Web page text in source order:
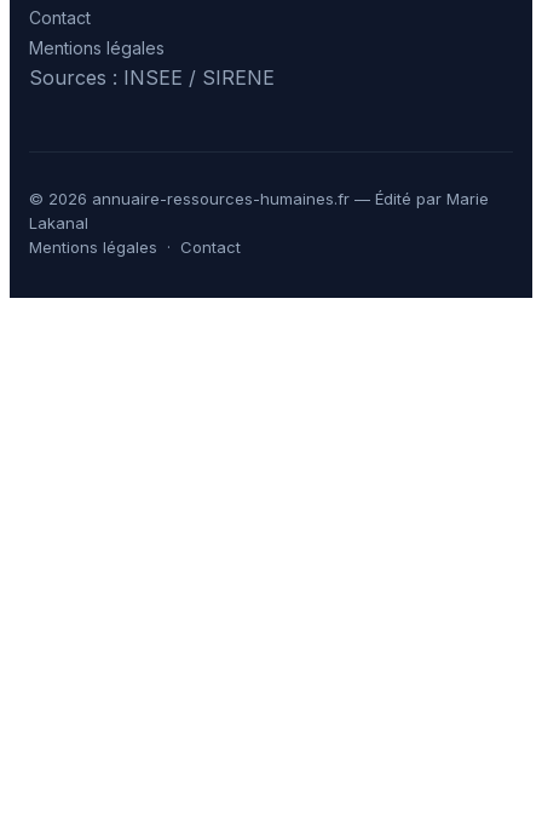
Contact
Mentions légales
Sources : INSEE / SIRENE
© 2026 annuaire-ressources-humaines.fr — Édité par Marie
Lakanal
Mentions légales · Contact